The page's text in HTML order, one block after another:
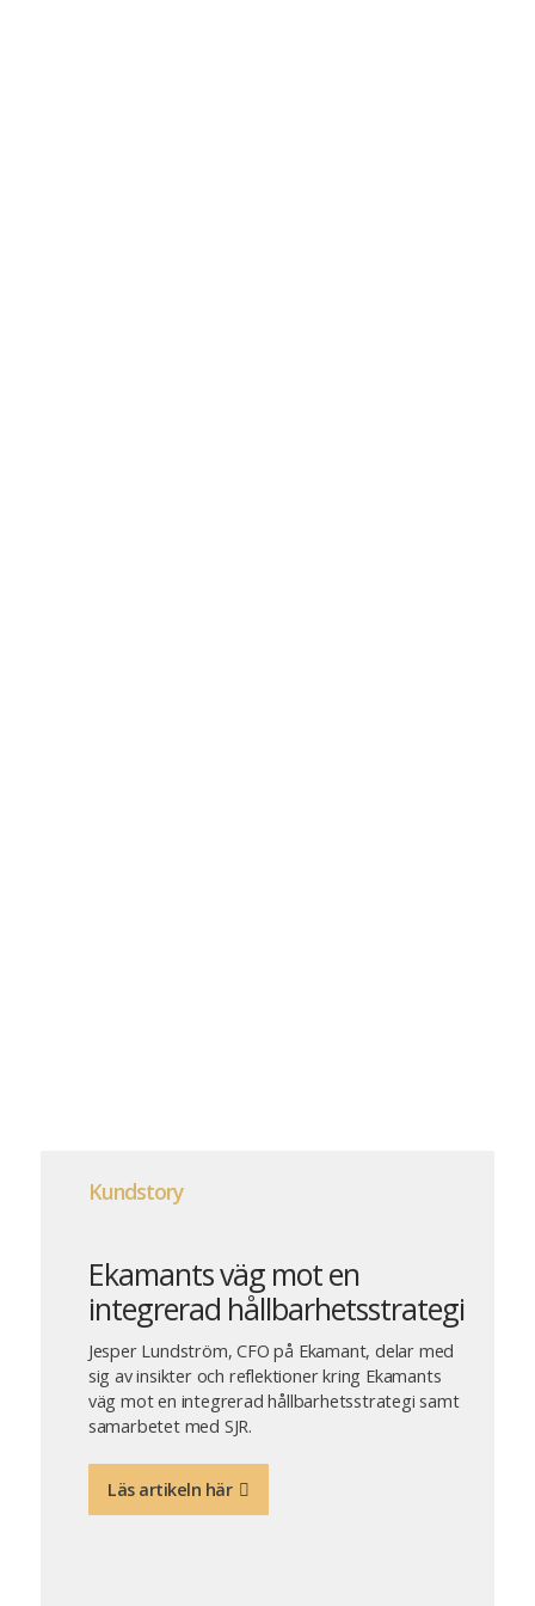
Kundstory
Ekamants väg mot en
integrerad hållbarhetsstrategi
Jesper Lundström, CFO på Ekamant, delar med
sig av insikter och reflektioner kring Ekamants
väg mot en integrerad hållbarhetsstrategi samt
samarbetet med SJR.
Läs artikeln här